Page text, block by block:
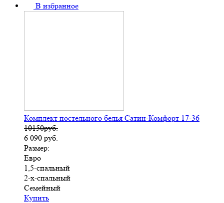
В избранное
Комплект постельного белья Сатин-Комфорт 17-36
10150руб.
6 090 руб.
Размер:
Евро
1,5-спальный
2-х-спальный
Семейный
Купить